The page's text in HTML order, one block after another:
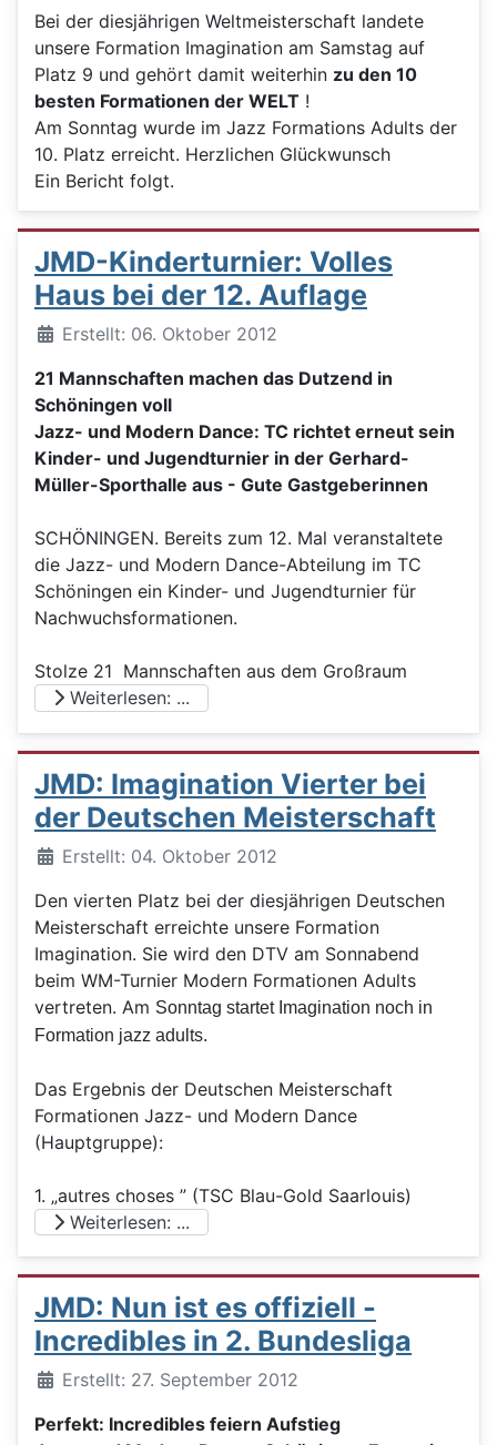
Bei der diesjährigen Weltmeisterschaft landete
unsere Formation Imagination am Samstag auf
Platz 9 und gehört damit weiterhin zu den 10
besten Formationen der WELT !
Am Sonntag wurde im Jazz Formations Adults der
10. Platz erreicht. Herzlichen Glückwunsch
Ein Bericht folgt.
JMD-Kinderturnier: Volles
Haus bei der 12. Auflage
DetailsErstellt: 06. Oktober 2012
21 Mannschaften machen das Dutzend in
Schöningen voll
Jazz- und Modern Dance: TC richtet erneut sein
Kinder- und Jugendturnier in der Gerhard-
Müller-Sporthalle aus - Gute Gastgeberinnen
SCHÖNINGEN. Bereits zum 12. Mal veranstaltete
die Jazz- und Modern Dance-Abteilung im TC
Schöningen ein Kinder- und Jugendturnier für
Nachwuchsformationen.
Stolze 21 Mannschaften aus dem Großraum
Weiterlesen: ...
JMD: Imagination Vierter bei
der Deutschen Meisterschaft
DetailsErstellt: 04. Oktober 2012
Den vierten Platz bei der diesjährigen Deutschen
Meisterschaft erreichte unsere Formation
Imagination. Sie wird den DTV am Sonnabend
beim WM-Turnier Modern Formationen Adults
vertreten. Am Sonntag startet Imagination noch in
Formation jazz adults.
Das Ergebnis der Deutschen Meisterschaft
Formationen Jazz- und Modern Dance
(Hauptgruppe):
1. „autres choses ” (TSC Blau-Gold Saarlouis)
Weiterlesen: ...
JMD: Nun ist es offiziell -
Incredibles in 2. Bundesliga
DetailsErstellt: 27. September 2012
Perfekt: Incredibles feiern Aufstieg